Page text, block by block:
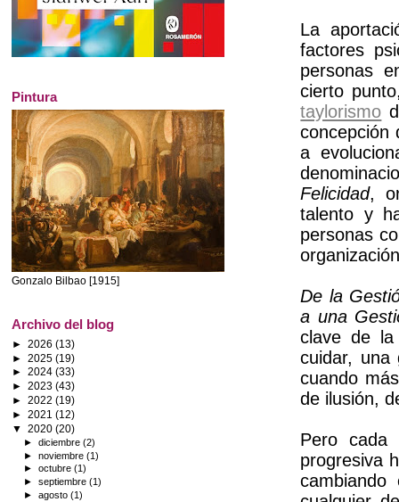
La
factores
personas
cierto
taylorismo
concepción
a
Felicidad,
talento y
personas
De la
a una
clave de
cuidar, una
cuando
de ilusión,
Pero
progresiva
Pintura
Gonzalo Bilbao [1915]
Archivo del blog
► 2026 (13)
► 2025 (19)
► 2024 (33)
► 2023 (43)
► 2022 (19)
► 2021 (12)
▼ 2020 (20)
►diciembre(2)
►noviembre(1)
►octubre(1)
►septiembre(1)
►agosto(1)